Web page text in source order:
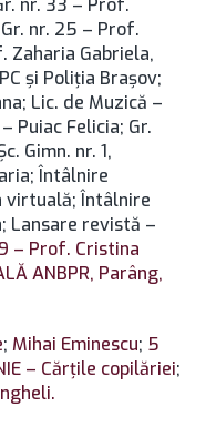
nr. 33 – Prof.
nr. 25 – Prof.
Zaharia Gabriela,
şi Poliţia Braşov;
Lic. de Muzică –
Puiac Felicia; Gr.
Gimn. nr. 1,
Întâlnire
virtuală; Întâlnire
Lansare revistă –
– Prof. Cristina
ANBPR, Parâng,
; Mihai Eminescu; 5
– Cărţile copilăriei;